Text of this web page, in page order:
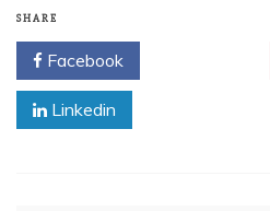
SHARE
Facebook
Linkedin